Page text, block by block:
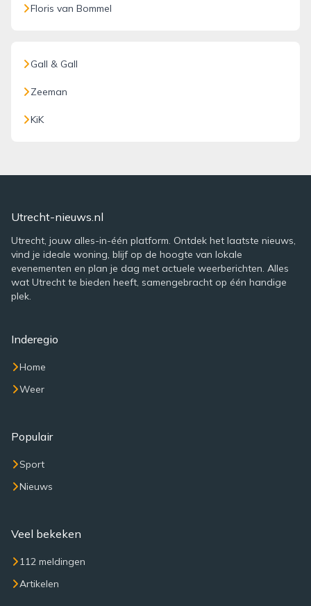
Floris van Bommel
Gall & Gall
Zeeman
KiK
Utrecht-nieuws.nl
Utrecht, jouw alles-in-één platform. Ontdek het laatste nieuws,
vind je ideale woning, blijf op de hoogte van lokale
evenementen en plan je dag met actuele weerberichten. Alles
wat Utrecht te bieden heeft, samengebracht op één handige
plek.
Inderegio
Home
Weer
Populair
Sport
Nieuws
Veel bekeken
112 meldingen
Artikelen